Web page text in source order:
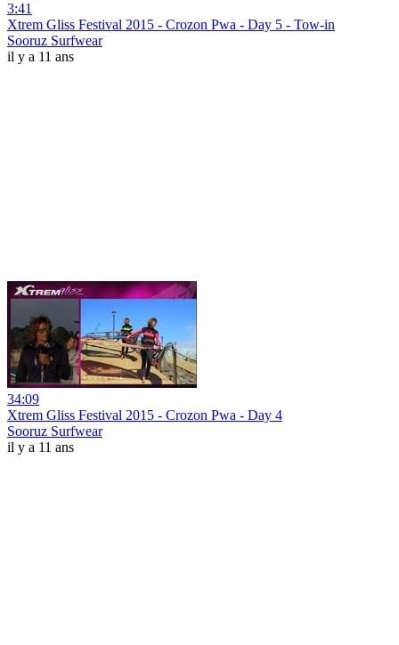
3:41
Xtrem Gliss Festival 2015 - Crozon Pwa - Day 5 - Tow-in
Sooruz Surfwear
il y a 11 ans
34:09
Xtrem Gliss Festival 2015 - Crozon Pwa - Day 4
Sooruz Surfwear
il y a 11 ans